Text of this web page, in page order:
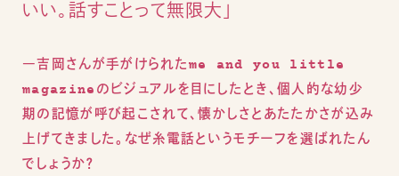
いい。話すことって無限大」
―吉岡さんが手がけられたme and you little
magazineのビジュアルを目にしたとき、個人的な幼少
期の記憶が呼び起こされて、懐かしさとあたたかさが込み
上げてきました。なぜ糸電話というモチーフを選ばれたん
でしょうか？